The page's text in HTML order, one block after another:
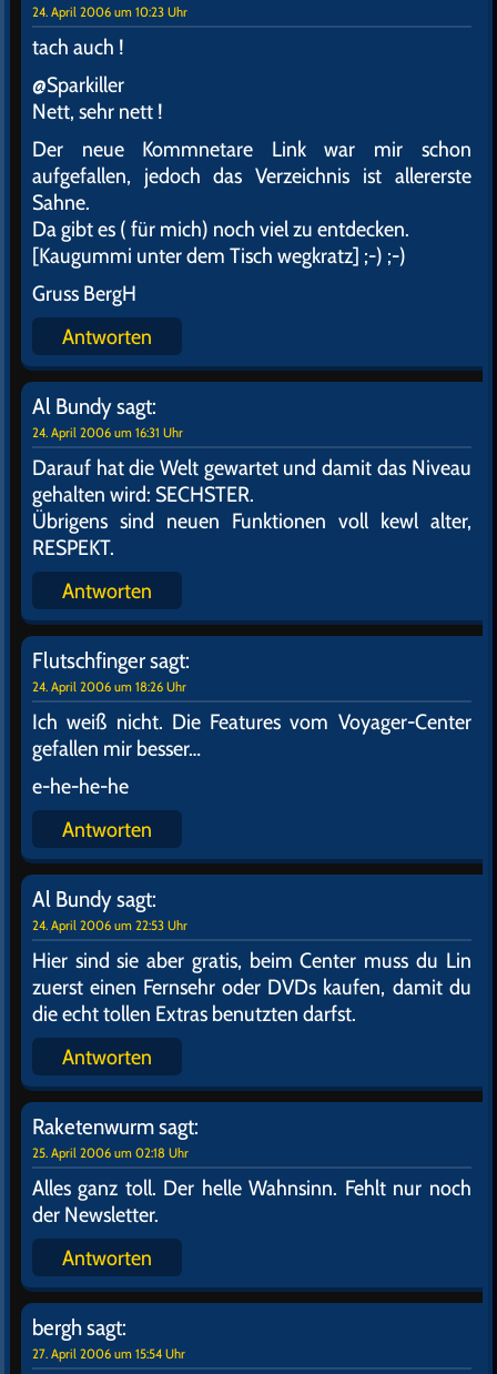
24. April 2006 um 10:23 Uhr
tach auch !
@Sparkiller
Nett, sehr nett !
Der neue Kommnetare Link war mir schon
aufgefallen, jedoch das Verzeichnis ist allererste
Sahne.
Da gibt es ( für mich) noch viel zu entdecken.
[Kaugummi unter dem Tisch wegkratz] ;-) ;-)
Gruss BergH
Antworten
Al Bundysagt:
24. April 2006 um 16:31 Uhr
Darauf hat die Welt gewartet und damit das Niveau
gehalten wird: SECHSTER.
Übrigens sind neuen Funktionen voll kewl alter,
RESPEKT.
Antworten
Flutschfingersagt:
24. April 2006 um 18:26 Uhr
Ich weiß nicht. Die Features vom Voyager-Center
gefallen mir besser…
e-he-he-he
Antworten
Al Bundysagt:
24. April 2006 um 22:53 Uhr
Hier sind sie aber gratis, beim Center muss du Lin
zuerst einen Fernsehr oder DVDs kaufen, damit du
die echt tollen Extras benutzten darfst.
Antworten
Raketenwurmsagt:
25. April 2006 um 02:18 Uhr
Alles ganz toll. Der helle Wahnsinn. Fehlt nur noch
der Newsletter.
Antworten
berghsagt:
27. April 2006 um 15:54 Uhr